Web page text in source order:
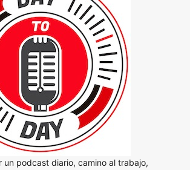
un podcast diario, camino al trabajo,